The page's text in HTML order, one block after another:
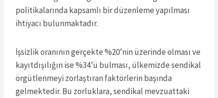
politikalarında kapsamlı bir düzenleme yapılması
ihtiyacı bulunmaktadır.
İşsizlik oranının gerçekte %20’nin üzerinde olması ve
kayıtdışılığın ise %34’ü bulması, ülkemizde sendikal
örgütlenmeyi zorlaştıran faktörlerin başında
gelmektedir. Bu zorluklara, sendikal mevzuattaki